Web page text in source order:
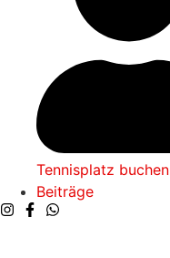
Tennisplatz buchen​
Beiträge